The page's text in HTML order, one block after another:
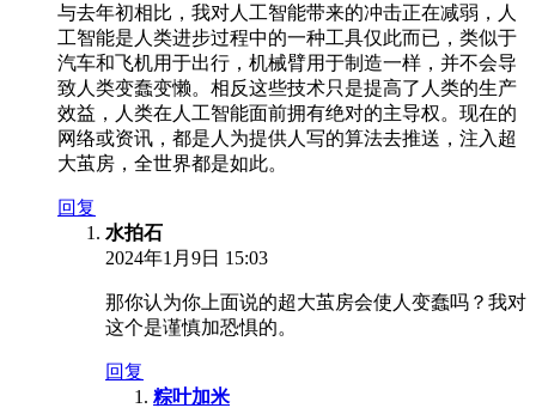
与去年初相比，我对人工智能带来的冲击正在减弱，人
工智能是人类进步过程中的一种工具仅此而已，类似于
汽车和飞机用于出行，机械臂用于制造一样，并不会导
致人类变蠢变懒。相反这些技术只是提高了人类的生产
效益，人类在人工智能面前拥有绝对的主导权。现在的
网络或资讯，都是人为提供人写的算法去推送，注入超
大茧房，全世界都是如此。
回复
水拍石
2024年1月9日 15:03
那你认为你上面说的超大茧房会使人变蠢吗？我对
这个是谨慎加恐惧的。
回复
粽叶加米